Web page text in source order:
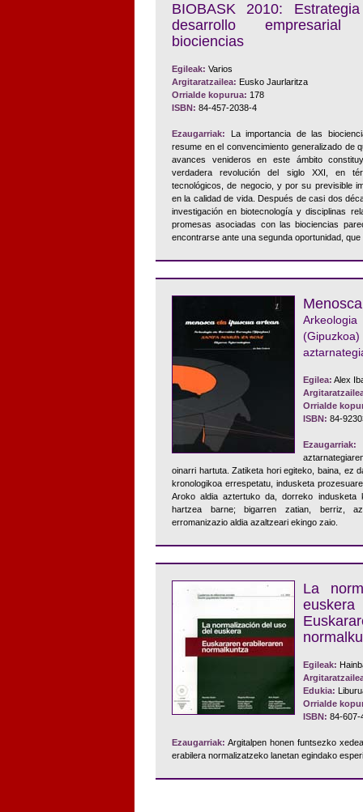
BIOBASK 2010:
desarrollo
biociencias
Egileak: Varios
Argitaratzailea: Eusko Jaurlaritza
Orrialde kopurua: 178
ISBN: 84-457-2038-4
Ezaugarriak: La importancia de las
resume en el convencimiento generalizado de
avances venideros en este ámbito
verdadera revolución del siglo XXI, en
tecnológicos, de negocio, y por su previsible
en la calidad de vida. Después de casi dos
investigación en biotecnología y disciplinas
promesas asociadas con las biociencias
encontrarse ante una segunda oportunidad,
Egilea: Alex
Orrialde
ISBN: 84-
Ezaugarriak:
oinarri hartuta. Zatiketa hori egiteko, baina, ez
kronologikoa errespetatu, indusketa
Aroko aldia aztertuko da, dorreko indusketa
hartzea barne; bigarren zatian, berriz,
erromanizazio aldia azaltzeari ekingo zaio.
La
euskera
Egileak:
Edukia:
Orrialde
ISBN: 84-607-
Ezaugarriak: Argitalpen honen funtsezko
erabilera normalizatzeko lanetan egindako